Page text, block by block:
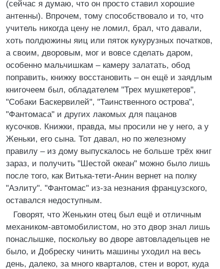
(сейчас я думаю, что он просто ставил хорошие
антенны). Впрочем, тому способствовало и то, что
учитель никогда цену не ломил, брал, что давали,
хоть полдюжины яиц или пяток кукурузных початков,
а своим, дворовым, мог и вовсе сделать даром,
особенно мальчишкам – камеру залатать, обод
поправить, книжку восстановить – он ещё и заядлым
книгочеем был, обладателем "Трех мушкетеров",
"Собаки Баскервилей", "Таинственного острова",
"Фантомаса" и других лакомых для пацанов
кусочков. Книжки, правда, мы просили не у него, а у
Женьки, его сына. Тот давал, но по железному
правилу – из дому выпускалось не больше трёх книг
зараз, и получить "Шестой океан" можно было лишь
после того, как Витька-тети-Анин вернет на полку
"Аэлиту". "Фантомас" из-за незнания французского,
оставался недоступным.
Говорят, что Женькин отец был ещё и отличным
механиком-автомобилистом, но это двор знал лишь
понаслышке, поскольку во дворе автовладельцев не
было, и Добреску чинить машины уходил на весь
день, далеко, за много кварталов, стен и ворот, куда